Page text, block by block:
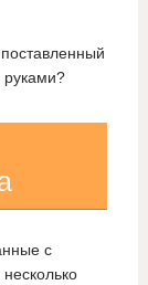
руками?
с